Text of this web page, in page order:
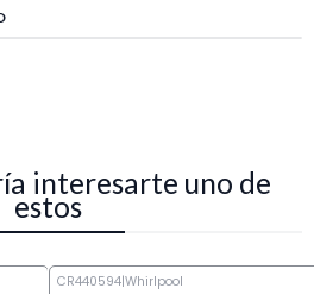
interesarte uno de
estos
CR440594|Whirlpool